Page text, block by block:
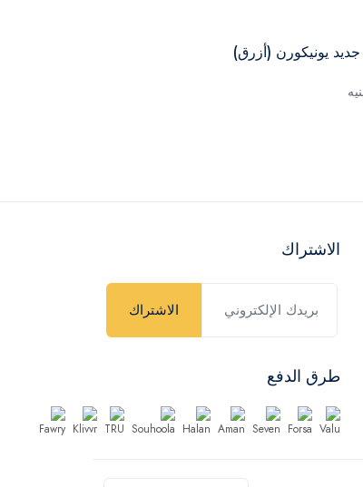
الاشتراك
الاشتراك
طرق الدفع